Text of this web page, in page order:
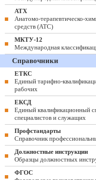
АТХ
Анатомо-терапевтическо-
средств (ATC)
МКТУ-12
Международная
Справочники
ЕТКС
Единый тарифно-
рабочих
ЕКСД
Единый квалификационный
специалистов и служащих
Профстандарты
Справочник
Должностные инструкции
Образцы должностных
ФГОС